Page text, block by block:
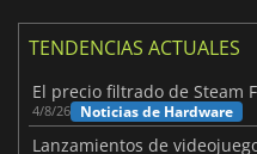
TENDENCIAS ACTUALES
4/8/26 Noticias de Hardware